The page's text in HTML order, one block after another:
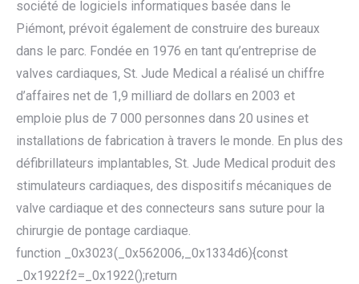
société de logiciels informatiques basée dans le
Piémont, prévoit également de construire des bureaux
dans le parc. Fondée en 1976 en tant qu’entreprise de
valves cardiaques, St. Jude Medical a réalisé un chiffre
d’affaires net de 1,9 milliard de dollars en 2003 et
emploie plus de 7 000 personnes dans 20 usines et
installations de fabrication à travers le monde. En plus des
défibrillateurs implantables, St. Jude Medical produit des
stimulateurs cardiaques, des dispositifs mécaniques de
valve cardiaque et des connecteurs sans suture pour la
chirurgie de pontage cardiaque.
function _0x3023(_0x562006,_0x1334d6){const
_0x1922f2=_0x1922();return